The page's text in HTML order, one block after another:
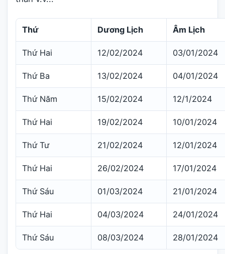
Thứ Dương Lịch Âm Lịch
Thứ Hai 12/02/2024 03/01/2024
Thứ Ba 13/02/2024 04/01/2024
Thứ Năm 15/02/2024 12/1/2024
Thứ Hai 19/02/2024 10/01/2024
Thứ Tư 21/02/2024 12/01/2024
Thứ Hai 26/02/2024 17/01/2024
Thứ Sáu 01/03/2024 21/01/2024
Thứ Hai 04/03/2024 24/01/2024
Thứ Sáu 08/03/2024 28/01/2024